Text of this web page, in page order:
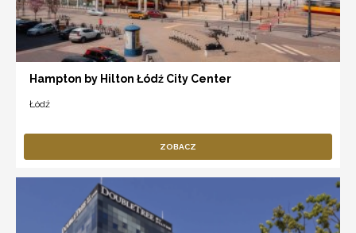
Hampton by Hilton Łódź City Center
Łódź
ZOBACZ